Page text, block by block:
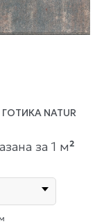
NATUR
за 1 м²